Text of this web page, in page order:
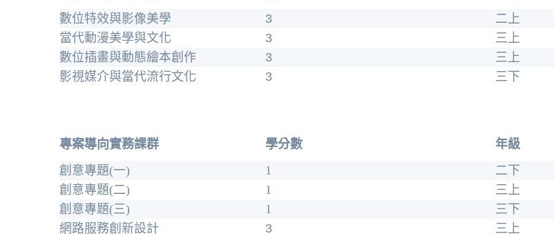
數位特效與影像美學
3
二上
當代動漫美學與文化
3
三上
數位插畫與動態繪本創作
3
三上
影視媒介與當代流行文化
3 三下
專案導向實務課群 學分數
年級
創意專題(一)
1
二下
創意專題(二)
1
三上
創意專題(三)
1
三下
網路服務創新設計
3
三上